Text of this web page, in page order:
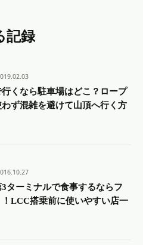
記録
くなら駐車場はどこ？ロープ
ず混雑を避けて山頂へ行く方
ターミナルで食事するならフ
！LCC搭乗前に使いやすい店一